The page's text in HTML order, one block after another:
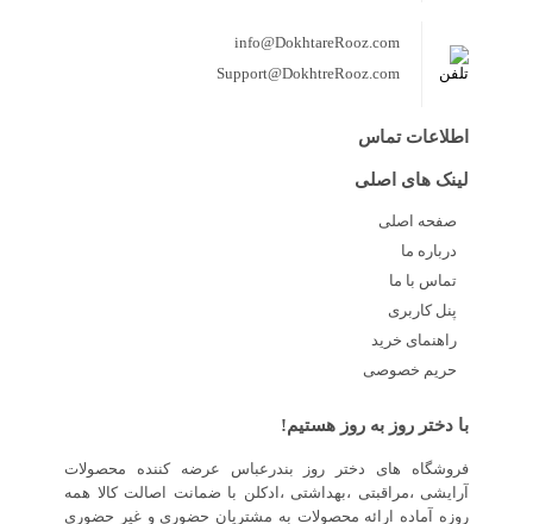
info@DokhtareRooz.com
Support@DokhtreRooz.com
اطلاعات تماس
لینک های اصلی
صفحه اصلی
درباره ما
تماس با ما
پنل کاربری
راهنمای خرید
حریم خصوصی
با دختر روز به روز هستیم!
فروشگاه های دختر روز بندرعباس عرضه کننده محصولات
آرایشی ،مراقبتی ،بهداشتی ،ادکلن با ضمانت اصالت کالا همه
روزه آماده ارائه محصولات به مشتریان حضوری و غیر حضوری